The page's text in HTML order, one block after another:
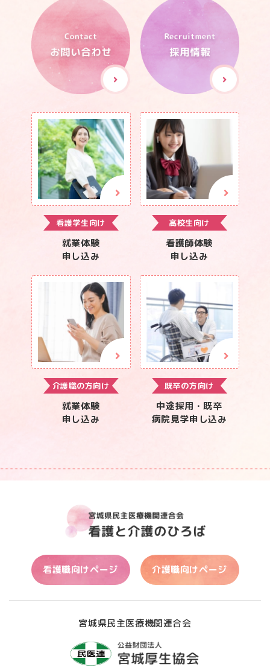
看護学生向け
就業体験
申し込み
高校生向け
看護師体験
申し込み
介護職の方向け
就業体験
申し込み
既卒の方向け
中途採用・既卒
病院見学申し込み
看護職向けページ 介護職向けページ
宮城県民主医療機関連合会